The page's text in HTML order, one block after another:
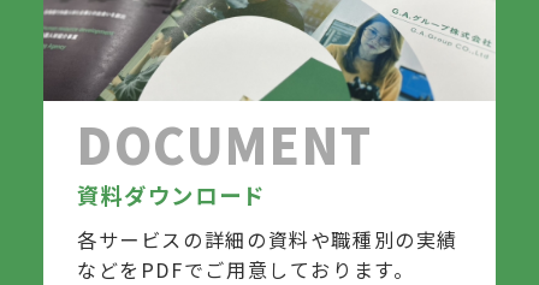
DOCUMENT
資料ダウンロード
各サービスの詳細の資料や職種別の実績
などを PDFでご用意しております。